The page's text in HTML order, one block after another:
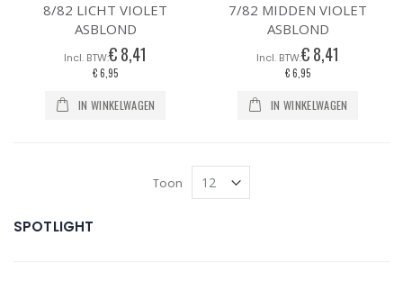
8/82 LICHT VIOLET
ASBLOND
€ 8,41
€ 6,95
IN WINKELWAGEN
7/82 MIDDEN VIOLET
ASBLOND
€ 8,41
€ 6,95
IN WINKELWAGEN
Toon
SPOTLIGHT